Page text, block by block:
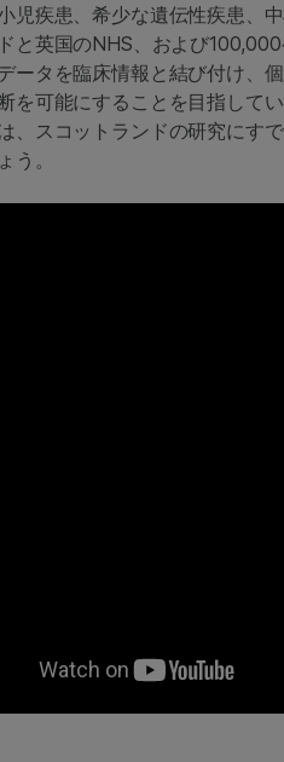
児疾患、希少な遺伝性疾患、
と英国のNHS、および
ータを臨床情報と結び付け、
を可能にすることを目指して
、スコットランドの研究にす
う。